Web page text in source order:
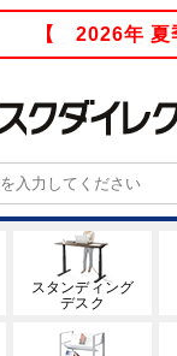
【 2026年 夏
スタンディング
デスク